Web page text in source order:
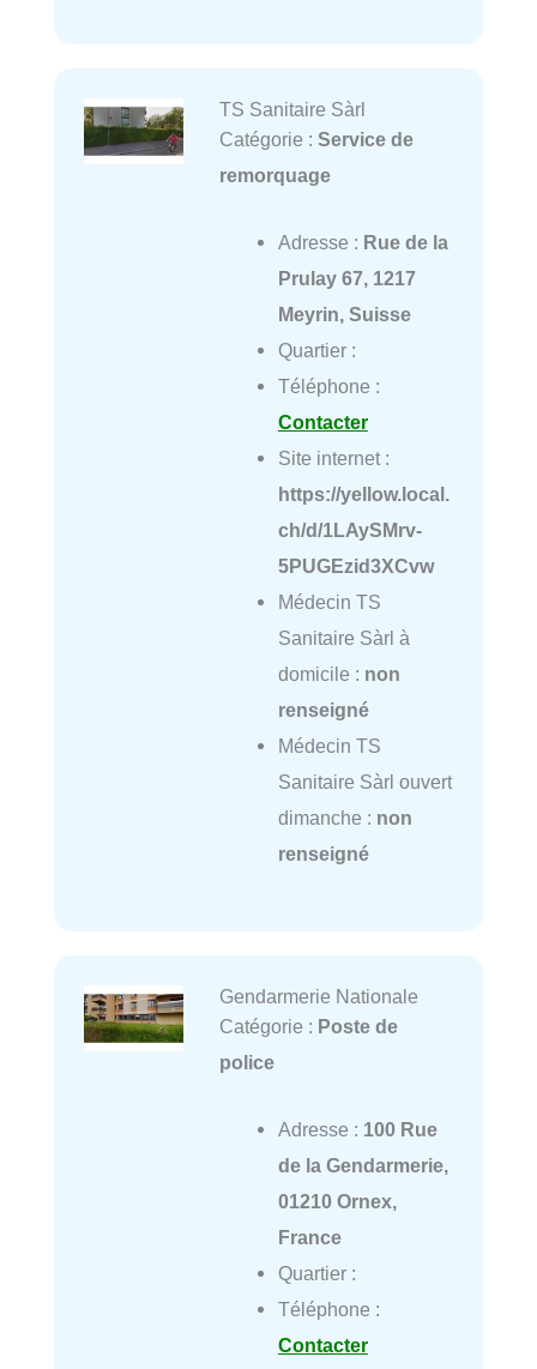
TS Sanitaire Sàrl
Catégorie : Service de
remorquage
Adresse : Rue de la
Prulay 67, 1217
Meyrin, Suisse
Quartier :
Téléphone :
Contacter
Site internet :
https://yellow.local.
ch/d/1LAySMrv-
5PUGEzid3XCvw
Médecin TS
Sanitaire Sàrl à
domicile : non
renseigné
Médecin TS
Sanitaire Sàrl ouvert
dimanche : non
renseigné
Gendarmerie Nationale
Catégorie : Poste de
police
Adresse : 100 Rue
de la Gendarmerie,
01210 Ornex,
France
Quartier :
Téléphone :
Contacter